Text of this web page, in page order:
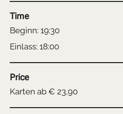
Time
Beginn: 19:30
Einlass: 18:00
Price
Karten ab € 23,90